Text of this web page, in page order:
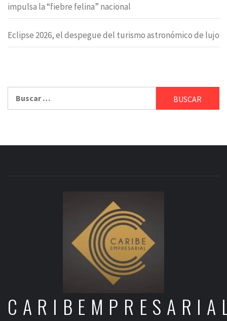
impulsa la “fiebre felina” nacional
Eclipse 2026, el despegue del turismo astronómico de lujo